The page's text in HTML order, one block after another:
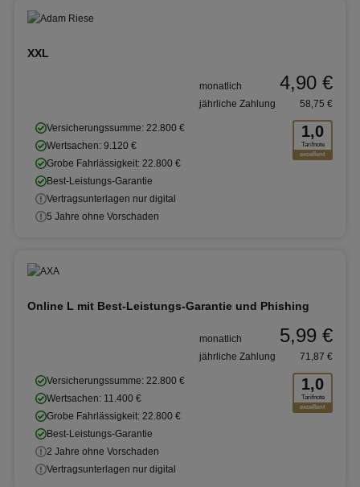
XXL
1,0
Tarifnote
excellent
Versicherungssumme: 22.800 €
Wertsachen: 9.120 €
Grobe Fahrlässigkeit: 22.800 €
Best-Leistungs-Garantie
Vertragsunterlagen nur digital
5 Jahre ohne Vorschaden
monatlich 4,90 €
jährliche Zahlung 58,75 €
Online L mit Best-Leistungs-Garantie und Phishing
1,0
Tarifnote
excellent
Versicherungssumme: 22.800 €
Wertsachen: 11.400 €
Grobe Fahrlässigkeit: 22.800 €
Best-Leistungs-Garantie
2 Jahre ohne Vorschaden
Vertragsunterlagen nur digital
monatlich 5,99 €
jährliche Zahlung 71,87 €